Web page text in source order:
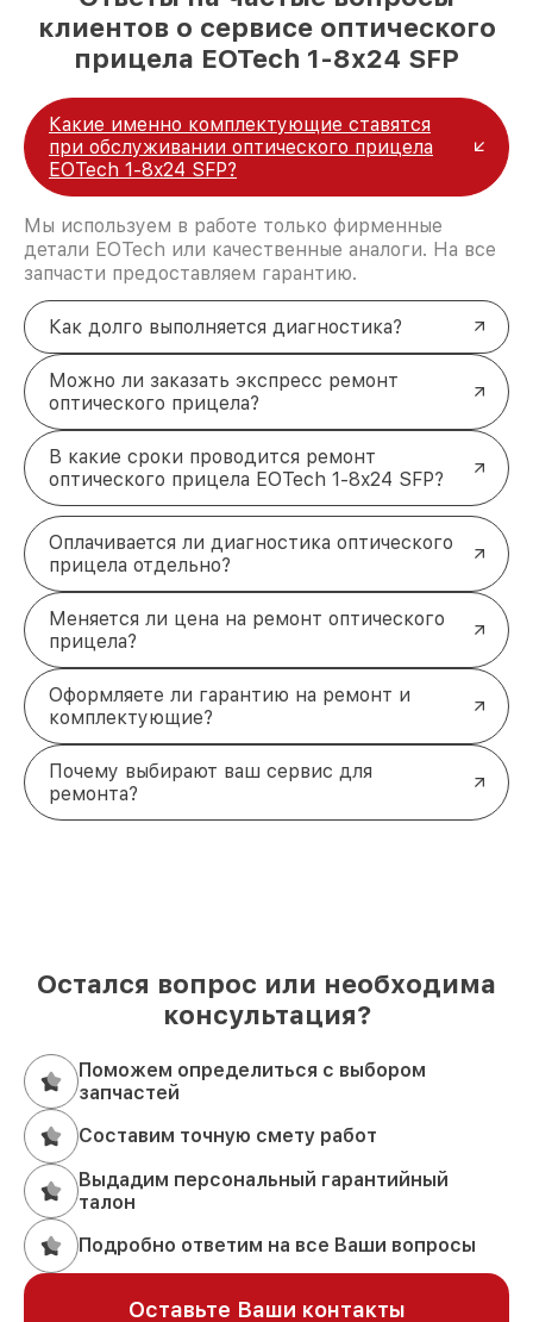
клиентов о сервисе оптического
прицела EOTech 1-8x24 SFP
Какие именно комплектующие ставятся
при обслуживании оптического прицела
EOTech 1-8x24 SFP?
Мы используем в работе только фирменные
детали EOTech или качественные аналоги. На все
запчасти предоставляем гарантию.
Как долго выполняется диагностика?
Можно ли заказать экспресс ремонт
оптического прицела?
В какие сроки проводится ремонт
оптического прицела EOTech 1-8x24 SFP?
Оплачивается ли диагностика оптического
прицела отдельно?
Меняется ли цена на ремонт оптического
прицела?
Оформляете ли гарантию на ремонт и
комплектующие?
Почему выбирают ваш сервис для
ремонта?
Остался вопрос или необходима
консультация?
Поможем определиться с выбором
запчастей
Составим точную смету работ
Выдадим персональный гарантийный
талон
Подробно ответим на все Ваши вопросы
Оставьте Ваши контакты